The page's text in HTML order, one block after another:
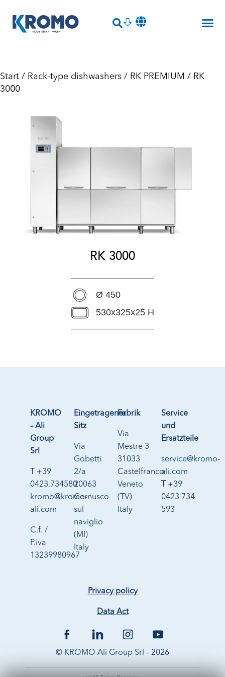
Start / Rack-type dishwashers / RK PREMIUM / RK
3000
RK 3000
Ø 450
530x325x25 H
KROMO
– Ali
Group
Srl
T +39
0423.734580
kromo@kromo-
ali.com
C.f. /
P.iva
13239980967
Eingetragener
Sitz
Via
Gobetti
2/a
20063
Cernusco
sul
naviglio
(MI)
Italy
Fabrik
Via
Mestre 3
31033
Castelfranco
Veneto
(TV)
Italy
Service
und
Ersatzteile
service@kromo-
ali.com
T +39
0423 734
593
Privacy policy
Data Act
© KROMO Ali Group Srl – 2026